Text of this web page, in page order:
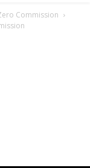
Commission